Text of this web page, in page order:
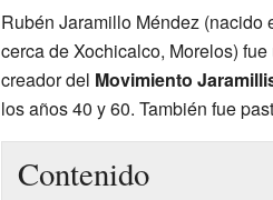
Rubén Jaramillo Méndez (nacido
cerca de Xochicalco, Morelos)
creador del Movimiento
los años 40 y 60. También fue
Contenido